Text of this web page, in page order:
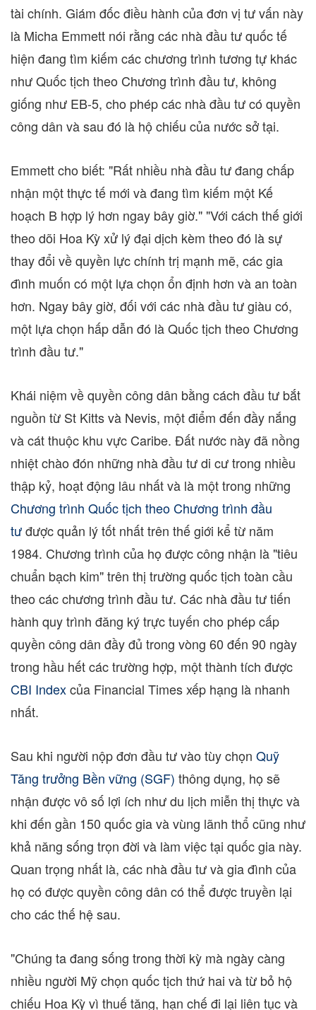
tài chính. Giám đốc điều hành của đơn vị tư vấn này
là Micha Emmett nói rằng các nhà đầu tư quốc tế
hiện đang tìm kiếm các chương trình tương tự khác
như Quốc tịch theo Chương trình đầu tư, không
giống như EB-5, cho phép các nhà đầu tư có quyền
công dân và sau đó là hộ chiếu của nước sở tại.
Emmett cho biết: "Rất nhiều nhà đầu tư đang chấp
nhận một thực tế mới và đang tìm kiếm một Kế
hoạch B hợp lý hơn ngay bây giờ." "Với cách thế giới
theo dõi Hoa Kỳ xử lý đại dịch kèm theo đó là sự
thay đổi về quyền lực chính trị mạnh mẽ, các gia
đình muốn có một lựa chọn ổn định hơn và an toàn
hơn. Ngay bây giờ, đối với các nhà đầu tư giàu có,
một lựa chọn hấp dẫn đó là Quốc tịch theo Chương
trình đầu tư."
Khái niệm về quyền công dân bằng cách đầu tư bắt
nguồn từ St Kittsvà Nevis, một điểm đến đầy nắng
và cát thuộc khu vực Caribe. Đất nước này đã nồng
nhiệt chào đón những nhà đầu tư di cư trong nhiều
thập kỷ, hoạt động lâu nhất và là một trong những
Chương trình Quốc tịch theo Chương trình đầu
tưđược quản lý tốt nhất trên thế giới kể từ năm
1984. Chương trình của họ được công nhận là "tiêu
chuẩn bạch kim" trên thị trường quốc tịch toàn cầu
theo các chương trình đầu tư. Các nhà đầu tư tiến
hành quy trình đăng ký trực tuyến cho phép cấp
quyền công dân đầy đủ trong vòng 60 đến 90 ngày
trong hầu hết các trường hợp, một thành tích được
CBI Indexcủa Financial Times xếp hạng là nhanh
nhất.
Sau khi người nộp đơn đầu tư vào tùy chọn Quỹ
Tăng trưởng Bền vững (SGF) thông dụng, họ sẽ
nhận được vô số lợi ích như du lịch miễn thị thực và
khi đến gần 150 quốc gia và vùng lãnh thổ cũng như
khả năng sống trọn đời và làm việc tại quốc gia này.
Quan trọng nhất là, các nhà đầu tư và gia đình của
họ có được quyền công dân có thể được truyền lại
cho các thế hệ sau.
"Chúng ta đang sống trong thời kỳ mà ngày càng
nhiều người Mỹ chọn quốc tịch thứ hai và từ bỏ hộ
chiếu Hoa Kỳ vì thuế tăng, hạn chế đi lại liên tục và